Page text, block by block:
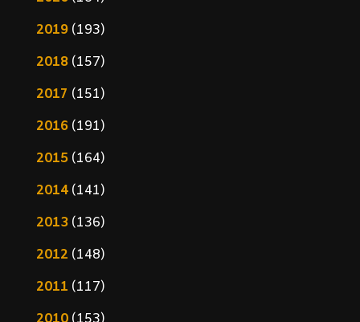
2019(193)
2018(157)
2017 (151)
2016(191)
2015(164)
2014(141)
2013(136)
2012 (148)
2011 (117)